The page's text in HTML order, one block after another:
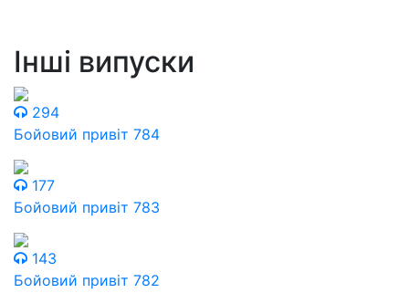
Інші випуски
294
Бойовий привіт 784
177
Бойовий привіт 783
143
Бойовий привіт 782